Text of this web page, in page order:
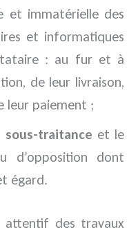
et immatérielle des
et informatiques
: au fur et à
de leur livraison,
leur paiement ;
traitance et le
d’opposition dont
égard.
attentif des travaux